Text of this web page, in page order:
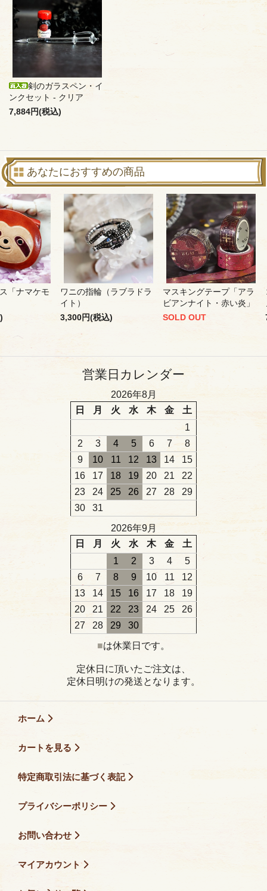
剣のガラスペン・イ
ンクセット - クリア
7,884円(税込)
あなたにおすすめの商品
「ナマケモ
ワニの指輪（ラブラドラ
イト）
3,300円(税込)
マスキングテープ「アラ
ビアンナイト・赤い炎」
SOLD OUT
営業日カレンダー
2026年8月
日
月 火 水 木 金
土
1
2
3 4 5 6 7
8
9
10 11 12 13 14
15
16
17 18 19 20 21
22
23
24 25 26 27 28
29
30
31
2026年9月
日
月 火 水 木 金
土
1
2 3 4
5
6
7 8 9 10 11
12
13
14 15 16 17 18
19
20
21 22 23 24 25
26
27
28 29
30
■は休業日です。
定休日に頂いたご注文は、
定休日明けの発送となります。
ホーム
カートを見る
特定商取引法に基づく表記
プライバシーポリシー
お問い合わせ
マイアカウント